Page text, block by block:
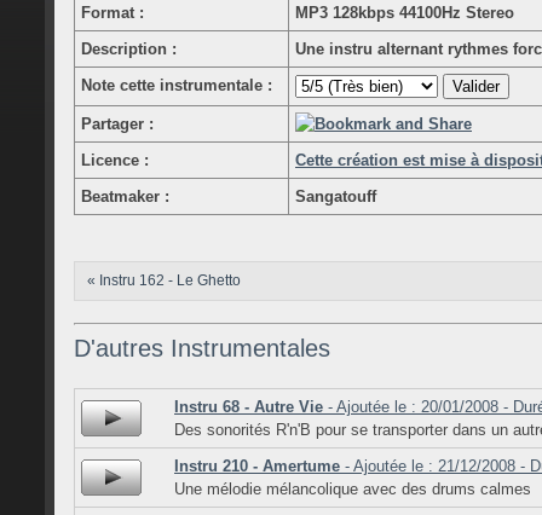
Format :
MP3 128kbps 44100Hz Stereo
Description :
Une instru alternant rythmes
Note cette instrumentale :
Partager :
Licence :
Cette création est mise à
Beatmaker :
Sangatouff
« Instru 162 - Le Ghetto
D'autres Instrumentales
Instru 68 - Autre Vie - Ajoutée le : 20/01/2008 -
Des sonorités R'n'B pour se transporter dans un
Instru 210 - Amertume - Ajoutée le : 21/12/2008 -
Une mélodie mélancolique avec des drums calmes